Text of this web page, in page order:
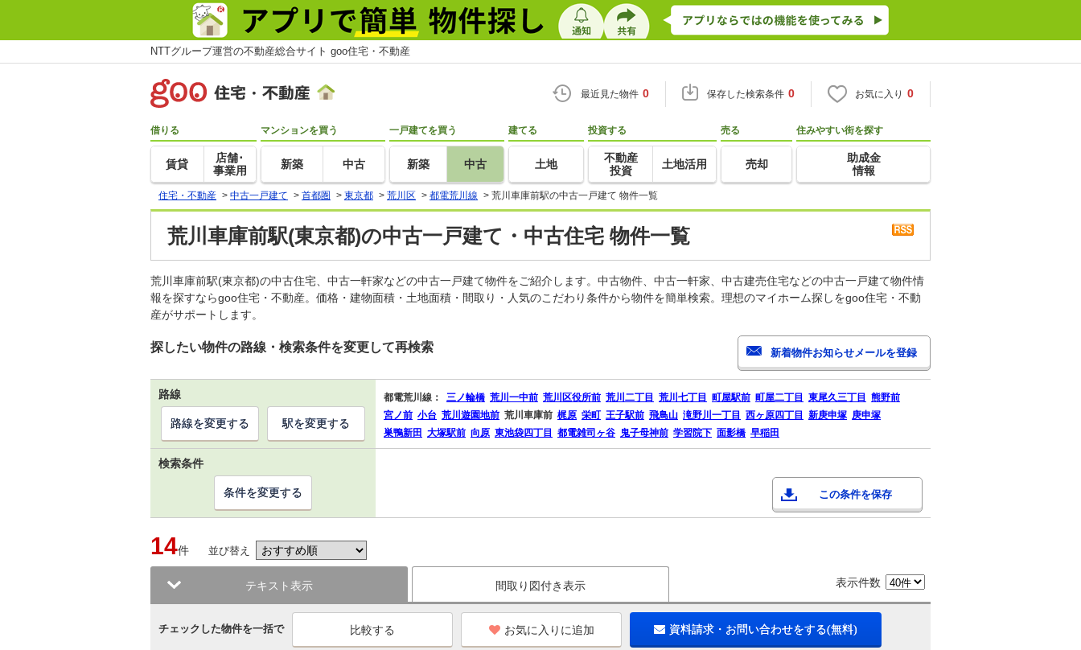
NTTグループ運営の不動産総合サイト goo住宅・不動産
最近見た物件 0 保存した検索条件 0 お気に入り 0
借りる
賃貸
店舗･
事業用
マンションを買う
新築 中古
一戸建てを買う
新築 中古
建てる
土地
投資する
不動産
投資
土地活用
売る
売却
住みやすい街を探す
助成金
情報
住宅・不動産 > 中古一戸建て > 首都圏 > 東京都 > 荒川区 > 都電荒川線 > 荒川車庫前駅の中古一戸建て 物件一覧
荒川車庫前駅(東京都)の中古一戸建て・中古住宅 物件一覧
荒川車庫前駅(東京都)の中古住宅、中古一軒家などの中古一戸建て物件をご紹介します。中古物件、中古一軒家、中古建売住宅などの中古一戸建て物件情
報を探すならgoo住宅・不動産。価格・建物面積・土地面積・間取り・人気のこだわり条件から物件を簡単検索。理想のマイホーム探しをgoo住宅・不動
産がサポートします。
探したい物件の路線・検索条件を変更して再検索
路線 都電荒川線： 三ノ輪橋 荒川一中前 荒川区役所前 荒川二丁目 荒川七丁目 町屋駅前 町屋二丁目 東尾久三丁目
熊野前
宮ノ前 小台 荒川遊園地前 荒川車庫前 梶原 栄町 王子駅前 飛鳥山 滝野川一丁目 西ヶ原四丁目 新庚申塚 庚申塚
巣鴨新田 大塚駅前 向原 東池袋四丁目 都電雑司ヶ谷 鬼子母神前 学習院下 面影橋 早稲田
路線を変更する 駅を変更する
検索条件
この条件を保存
条件を変更する
14件 並び替え
テキスト表示 間取り図付き表示 表示件数
チェックした物件を一括で お気に入りに追加 資料請求・お問い合わせをする(無料)